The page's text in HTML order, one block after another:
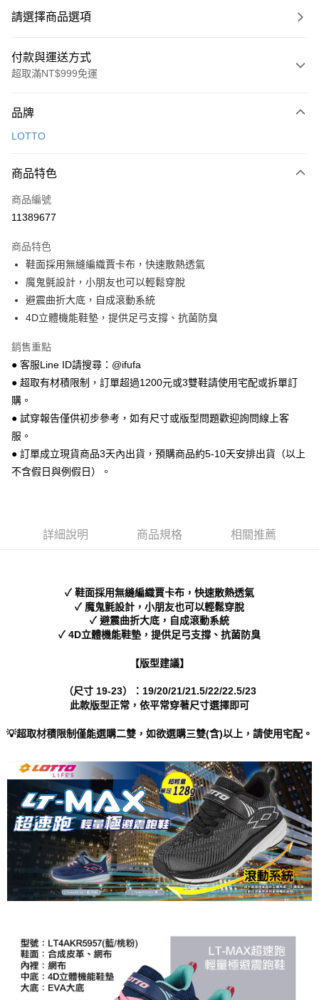
請選擇商品選項
付款與運送方式
超取滿NT$999免運
信用卡一次付款
LINE Pay
Apple Pay
悠遊付
Google Pay
全盈+PAY
相關說明
【關於「AFTEE先享後付」】
AFTEE先享後付是「在收到商品之後才付款」的支付方式。 讓您購物簡單
１．簡單：不需註冊會員、不需綁卡、不需儲值。
２．便利：只要手機號碼，簡訊認證，即可結帳。
３．安心：先確認商品／服務後，再付款。
【「AFTEE先享後付」結帳流程】
１．於結帳方式選擇「AFTEE先享後付」後，將跳轉至「AFTEE先享後付」
※ 請注意：結帳手續完成當下不需立刻繳費，但若您需要取消訂單，請聯絡
客戶支援中心」https://netprotections.freshdesk.com/support/home
１．透過由恩沛科技股份有限公司提供之「AFTEE先享後付」服務完成之交
權轉讓予恩沛科技股份有限公司。
https://aftee.tw/terms/#terms3
３．未成年的使用者請事先徵得法定代理人或監護人之同意方可使用
「AFTEE先享後付」，若未經同意申辦者引起之損失，本公司不負相關責
４．使用「AFTEE先享後付」時，將依據個別帳號之用戶狀況，依本公司即
請求用戶進行身份認證。
５．嚴禁一人註冊多個帳號或使用他人資訊註冊。若發現惡意使用之情形，
恩沛科技股份有限公司將有權停止該用戶之使用額度並採取法律行動。
ATM付款
運送方式
全家 取貨付款
每筆NT$70，滿NT$999(含以上)免運費
付款後 全家取貨
每筆NT$70，滿NT$999(含以上)免運費
每筆NT$90，滿NT$999(含以上)免運費
品牌
LOTTO
商品特色
商品編號
11389677
商品特色
鞋面採用無縫編織賈卡布，快速散熱透氣
魔鬼氈設計，小朋友也可以輕鬆穿脫
避震曲折大底，自成滾動系統
4D立體機能鞋墊，提供足弓支撐、抗菌防臭
銷售重點
● 客服Line ID請搜尋：@ifufa
● 超取有材積限制，訂單超過1200元或3雙鞋請使用宅配或拆單訂
購。
● 試穿報告僅供初步參考，如有尺寸或版型問題歡迎詢問線上客
服。
● 訂單成立現貨商品3天內出貨，預購商品約5-10天安排出貨（以上
不含假日與例假日）。
詳細說明 商品規格 相關推薦
✓ 鞋面採用無縫編織賈卡布，快速散熱透氣
✓ 魔鬼氈設計，小朋友也可以輕鬆穿脫
✓ 避震曲折大底，自成滾動系統
✓ 4D立體機能鞋墊，提供足弓支撐、抗菌防臭
【版型建議】
（尺寸 19-23）：19/20/21/21.5/22/22.5/23
此款版型正常，依平常穿著尺寸選擇即可
💡超取材積限制僅能選購二雙，如欲選購三雙(含)以上，請使用宅配。